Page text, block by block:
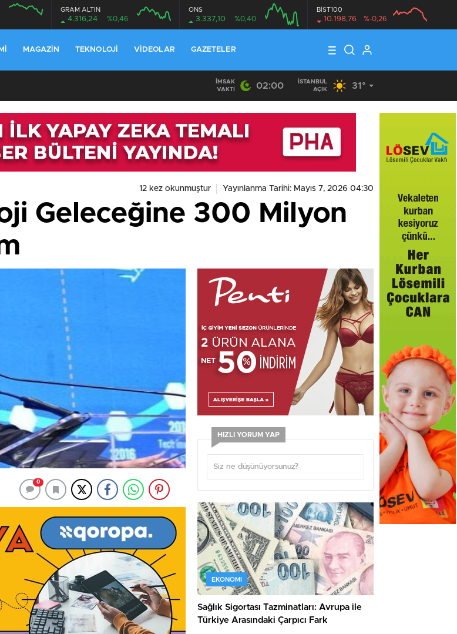
GRAM ALTIN
4.316,24 %0,46
ONS
3.337,10 %0,40
BİST100
10.198,76 %-0,26
MAGAZIN TEKNOLOJI VIDEOLAR GAZETELER
İMSAK
VAKTI
02:00
İSTANBUL
AÇIK
31°
12 kez okunmuştur Yayınlanma Tarihi: Mayıs 7, 2026 04:30
Geleceğine 300 Milyon
0
HIZLI YORUM YAP
EKONOMI
Sağlık Sigortası Tazminatları: Avrupa ile
Türkiye Arasındaki Çarpıcı Fark